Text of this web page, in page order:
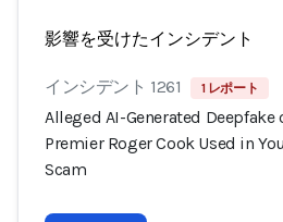
影響を受けたインシデント
インシデント 1261 1 レポート
Alleged AI-Generated Deepfake
Premier Roger Cook Used in
Scam